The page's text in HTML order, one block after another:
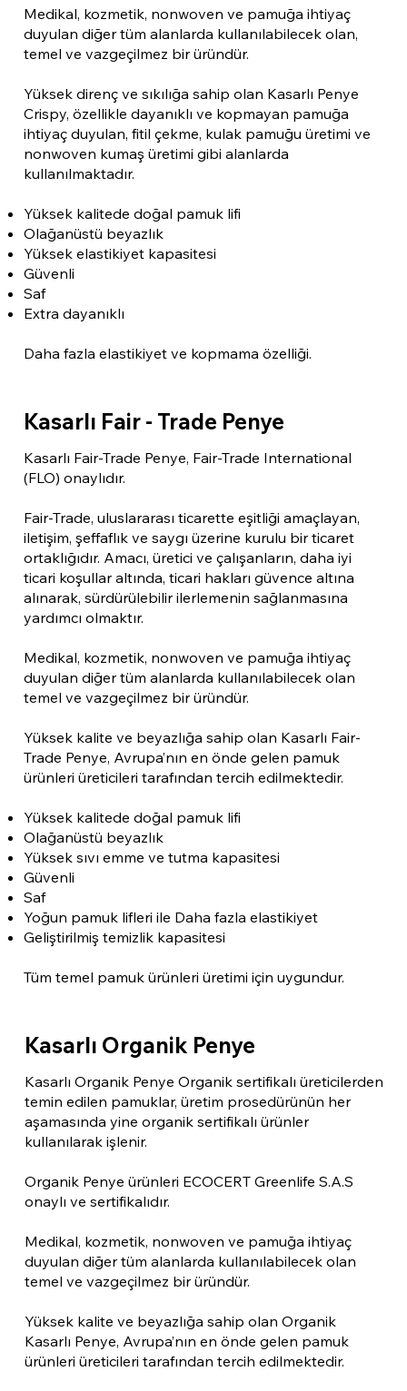
Medikal, kozmetik, nonwoven ve pamuğa ihtiyaç
duyulan diğer tüm alanlarda kullanılabilecek olan,
temel ve vazgeçilmez bir üründür.
Yüksek direnç ve sıkılığa sahip olan Kasarlı Penye
Crispy, özellikle dayanıklı ve kopmayan pamuğa
ihtiyaç duyulan, fitil çekme, kulak pamuğu üretimi ve
nonwoven kumaş üretimi gibi alanlarda
kullanılmaktadır.
Yüksek kalitede doğal pamuk lifi
Olağanüstü beyazlık
Yüksek elastikiyet kapasitesi
Güvenli
Saf
Extra dayanıklı
Daha fazla elastikiyet ve kopmama özelliği.
Kasarlı Fair - Trade Penye
Kasarlı Fair-Trade Penye, Fair-Trade International
(FLO) onaylıdır.
Fair-Trade, uluslararası ticarette eşitliği amaçlayan,
iletişim, şeffaflık ve saygı üzerine kurulu bir ticaret
ortaklığıdır. Amacı, üretici ve çalışanların, daha iyi
ticari koşullar altında, ticari hakları güvence altına
alınarak, sürdürülebilir ilerlemenin sağlanmasına
yardımcı olmaktır.
Medikal, kozmetik, nonwoven ve pamuğa ihtiyaç
duyulan diğer tüm alanlarda kullanılabilecek olan
temel ve vazgeçilmez bir üründür.
Yüksek kalite ve beyazlığa sahip olan Kasarlı Fair-
Trade Penye, Avrupa’nın en önde gelen pamuk
ürünleri üreticileri tarafından tercih edilmektedir.
Yüksek kalitede doğal pamuk lifi
Olağanüstü beyazlık
Yüksek sıvı emme ve tutma kapasitesi
Güvenli
Saf
Yoğun pamuk lifleri ile Daha fazla elastikiyet
Geliştirilmiş temizlik kapasitesi
Tüm temel pamuk ürünleri üretimi için uygundur.
Kasarlı Organik Penye
Kasarlı Organik Penye Organik sertifikalı üreticilerden
temin edilen pamuklar, üretim prosedürünün her
aşamasında yine organik sertifikalı ürünler
kullanılarak işlenir.
Organik Penye ürünleri ECOCERT Greenlife S.A.S
onaylı ve sertifikalıdır.
Medikal, kozmetik, nonwoven ve pamuğa ihtiyaç
duyulan diğer tüm alanlarda kullanılabilecek olan
temel ve vazgeçilmez bir üründür.
Yüksek kalite ve beyazlığa sahip olan Organik
Kasarlı Penye, Avrupa’nın en önde gelen pamuk
ürünleri üreticileri tarafından tercih edilmektedir.